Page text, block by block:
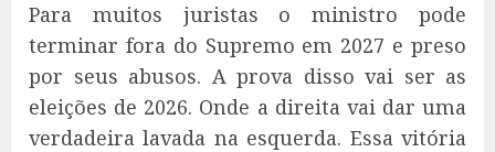
Para muitos juristas o ministro pode
terminar fora do Supremo em 2027 e preso
por seus abusos. A prova disso vai ser as
eleições de 2026. Onde a direita vai dar uma
verdadeira lavada na esquerda. Essa vitória